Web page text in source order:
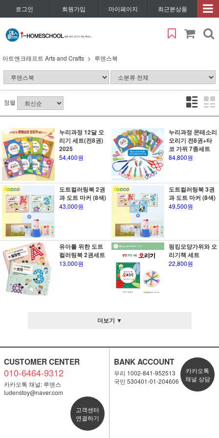
로그인 회원가입 마이페이지 최근본상품
아트앤크래프트 Arts and Crafts 루덴스북
정렬
누리과정 12달 오
리기 세트(전8권)
2025
54,400원
누리과정 몬테소리
오리기 전8권+타
코 가위 7종세트
84,800원
도트컬러링북 2권
과 도트 마커 (8색)
43,000원
도트컬러링북 3권
과 도트 마커 (8색)
49,500원
유아를 위한 도트
컬러링북 2권세트
13,000원
핑킹모양가위와 오
리기책 세트
22,800원
더보기 ▼
CUSTOMER CENTER
010-6464-9312
카카오톡 채널: 루덴스
ludenstoy@naver.com
고객센터
연결하기
BANK ACCOUNT
우리 1002-841-952513
국민 530401-01-204606
카카오톡
채널 상담